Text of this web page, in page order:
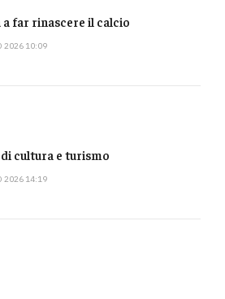
a far rinascere il calcio
2026 10:09
cultura e turismo
2026 14:19